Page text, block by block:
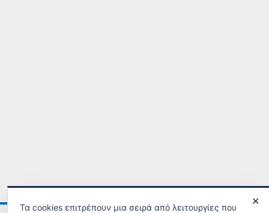
✕
Τα cookies επιτρέπουν μια σειρά από λειτουργίες που